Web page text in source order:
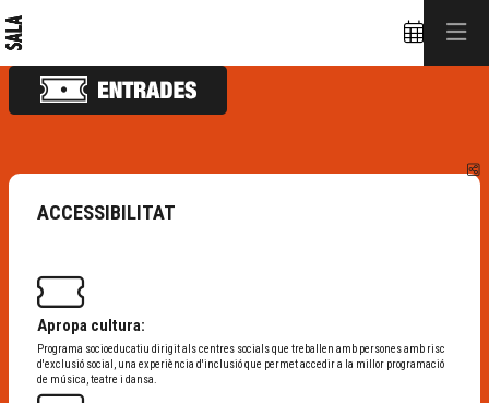
ACCESSIBILITAT
Apropa cultura:
Programa socioeducatiu dirigit als centres socials que treballen amb persones amb risc
d'exclusió social, una experiència d'inclusió que permet accedir a la millor programació
de música, teatre i dansa.